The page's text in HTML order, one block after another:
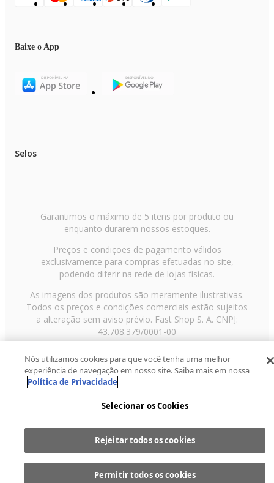
Comprar
Baixe o App
Selos
Garantimos o máximo de 5 itens por produto ou
enquanto durarem nossos estoques.
Preços e condições de pagamento válidos
exclusivamente para compras efetuadas no site,
podendo diferir na rede de lojas físicas.
As imagens dos produtos são meramente ilustrativas.
Todos os preços e condições comerciais estão sujeitos
a alteração sem aviso prévio. Fast Shop S. A. CNPJ:
43.708.379/0001-00
Paulo/SP, CEP 02029-001, Telefone: 11 3003-3728 ©
2013 Fast Shop - Todos os direitos reservadosRF
Nós utilizamos cookies para que você tenha uma melhor
experiência de navegação em nosso site. Saiba mais em nossa
Política de Privacidade
Selecionar os Cookies
Rejeitar todos os cookies
Permitir todos os cookies